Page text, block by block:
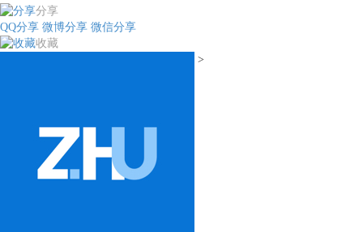
分享
QQ分享 微博分享 微信分享
收藏
>